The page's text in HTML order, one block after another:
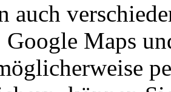
auch
Maps